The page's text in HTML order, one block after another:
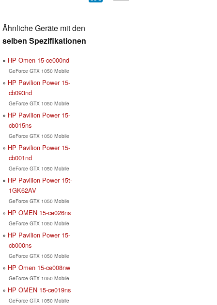
Ähnliche Geräte mit den
selben Spezifikationen
HP Omen 15-ce000nd
GeForce GTX 1050 Mobile
HP Pavilion Power 15-
cb093nd
GeForce GTX 1050 Mobile
HP Pavilion Power 15-
cb015ns
GeForce GTX 1050 Mobile
HP Pavilion Power 15-
cb001nd
GeForce GTX 1050 Mobile
HP Pavilion Power 15t-
1GK62AV
GeForce GTX 1050 Mobile
HP OMEN 15-ce026ns
GeForce GTX 1050 Mobile
HP Pavilion Power 15-
cb000ns
GeForce GTX 1050 Mobile
HP Omen 15-ce008nw
GeForce GTX 1050 Mobile
HP OMEN 15-ce019ns
GeForce GTX 1050 Mobile